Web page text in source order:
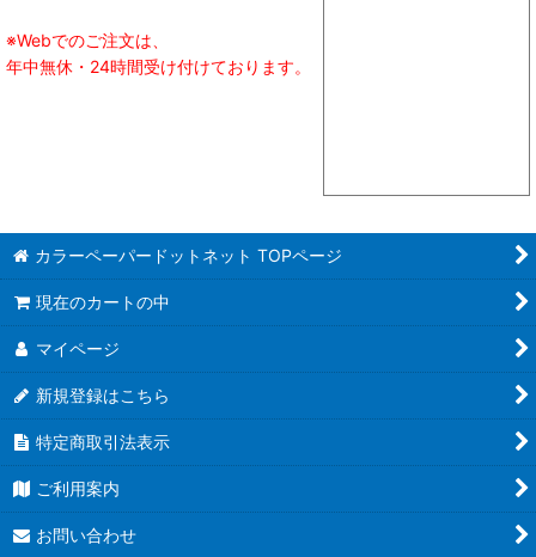
※Webでのご注文は、
年中無休・24時間受け付けております。
カラーペーパードットネット TOPページ
現在のカートの中
マイページ
新規登録はこちら
特定商取引法表示
ご利用案内
お問い合わせ